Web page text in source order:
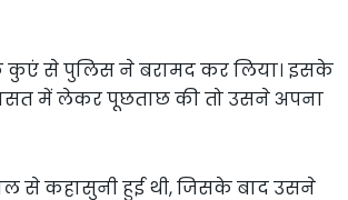
कुएं से पुलिस ने बरामद कर लिया। इसके
में लेकर पूछताछ की तो उसने अपना
से कहासुनी हुई थी, जिसके बाद उसने